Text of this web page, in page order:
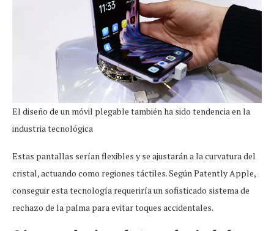
El diseño de un móvil plegable también ha sido tendencia en la
industria tecnológica
Estas pantallas serían flexibles y se ajustarán a la curvatura del
cristal, actuando como regiones táctiles. Según Patently Apple,
conseguir esta tecnología requeriría un sofisticado sistema de
rechazo de la palma para evitar toques accidentales.